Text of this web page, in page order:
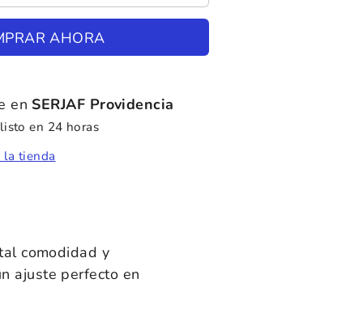
AHORA
en SERJAF Providencia
en 24 horas
la tienda
comodidad y
ajuste perfecto en